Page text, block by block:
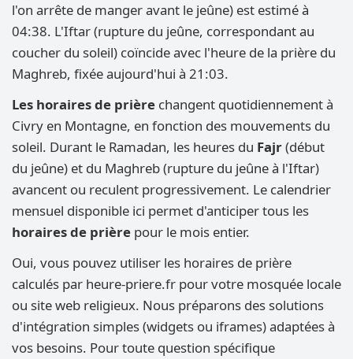
l'on arrête de manger avant le jeûne) est estimé à
04:38. L'Iftar (rupture du jeûne, correspondant au
coucher du soleil) coïncide avec l'heure de la prière du
Maghreb, fixée aujourd'hui à 21:03.
Les horaires de prière changent quotidiennement à
Civry en Montagne, en fonction des mouvements du
soleil. Durant le Ramadan, les heures du Fajr(début
du jeûne) et du Maghreb (rupture du jeûne à l'Iftar)
avancent ou reculent progressivement. Le calendrier
mensuel disponible ici permet d'anticiper tous les
horaires de prière pour le mois entier.
Oui, vous pouvez utiliser les horaires de prière
calculés par heure-priere.fr pour votre mosquée locale
ou site web religieux. Nous préparons des solutions
d'intégration simples (widgets ou iframes) adaptées à
vos besoins. Pour toute question spécifique